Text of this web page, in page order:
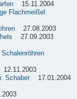
15.11.2004
Flachmeißel
27.08.2003
27.09.2003
Schaber 17.01.2004